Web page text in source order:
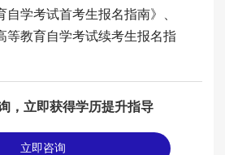
学考试首考生报名指南》、
等教育自学考试续考生报名指
，立即获得学历提升指导
立即咨询